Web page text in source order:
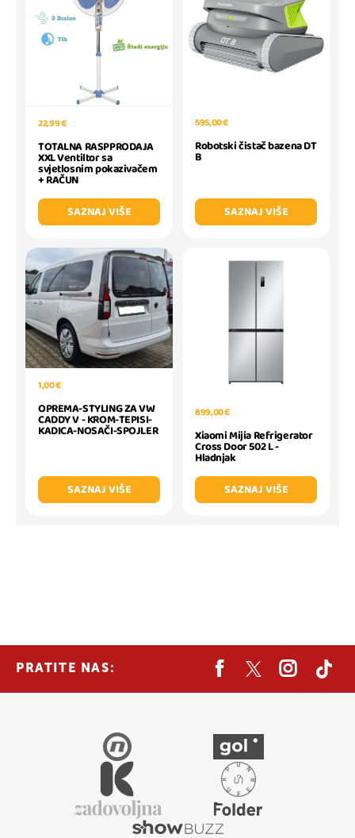
22,99 €
TOTALNA RASPPRODAJA
XXL Ventiltor sa
svjetlosnim pokazivačem
+ RAČUN
SAZNAJ VIŠE
595,00 €
Robotski čistač bazena DT
B
SAZNAJ VIŠE
1,00 €
OPREMA-STYLING ZA VW
CADDY V - KROM-TEPISI-
KADICA-NOSAČI-SPOJLER
SAZNAJ VIŠE
899,00 €
Xiaomi Mijia Refrigerator
Cross Door 502 L -
Hladnjak
SAZNAJ VIŠE
PRATITE NAS: